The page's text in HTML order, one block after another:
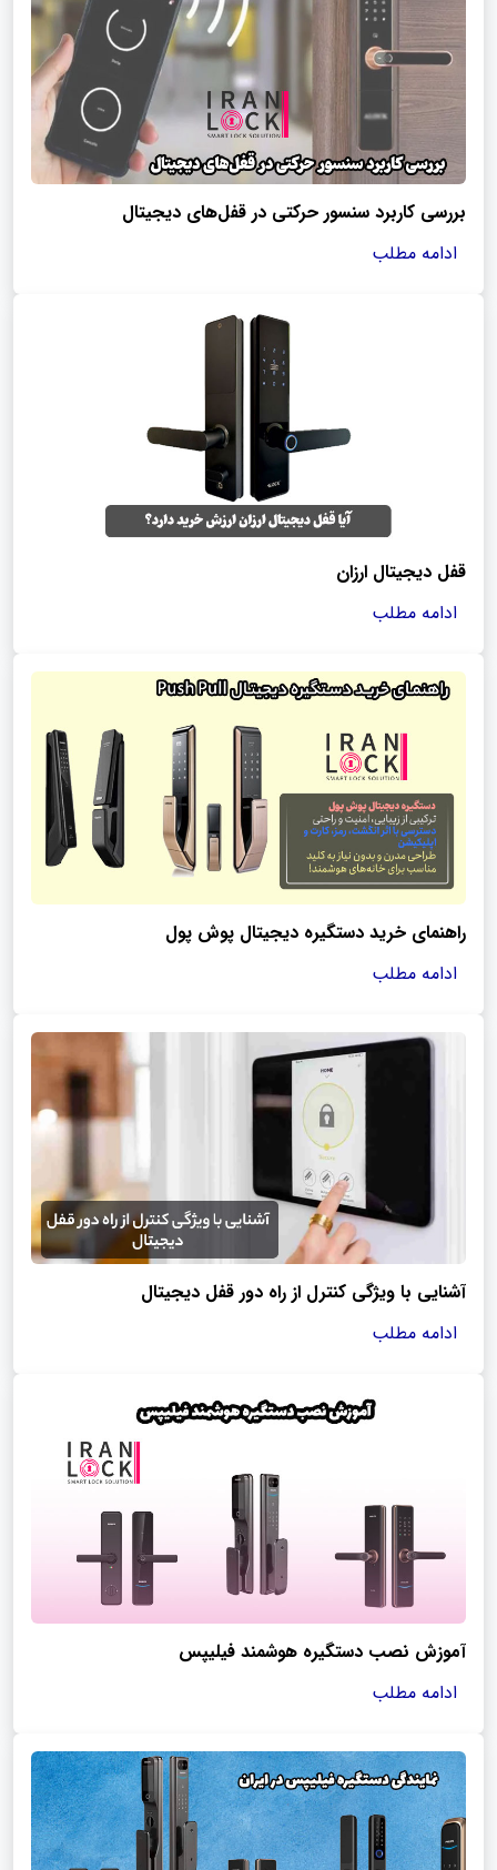
بررسی کاربرد سنسور حرکتی در قفل‌های دیجیتال
ادامه مطلب
قفل دیجیتال ارزان
ادامه مطلب
راهنمای خرید دستگیره دیجیتال پوش پول
ادامه مطلب
آشنایی با ویژگی کنترل از راه دور قفل دیجیتال
ادامه مطلب
آموزش نصب دستگیره هوشمند فیلیپس
ادامه مطلب